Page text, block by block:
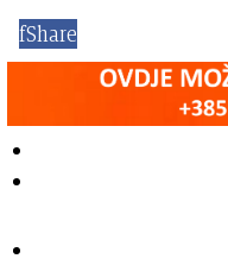
fShare